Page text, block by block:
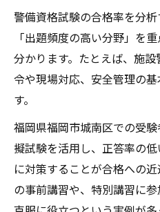
警備資格試験の合格率を分
「出題頻度の高い分野」を
分かります。たとえば、施
令や現場対応、安全管理の
す。
福岡県福岡市城南区での受
擬試験を活用し、正答率の
に対策することが合格への
の事前講習や、特別講習に